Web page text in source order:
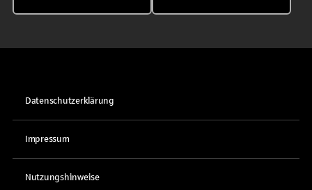
Datenschutzerklärung
Impressum
Nutzungshinweise